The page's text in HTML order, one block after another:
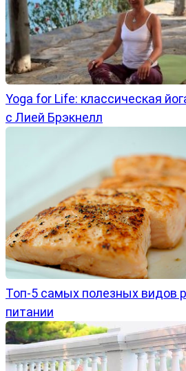
Yoga for Life: классическая
с Лией Брэкнелл
Топ-5 самых полезных видов
питании